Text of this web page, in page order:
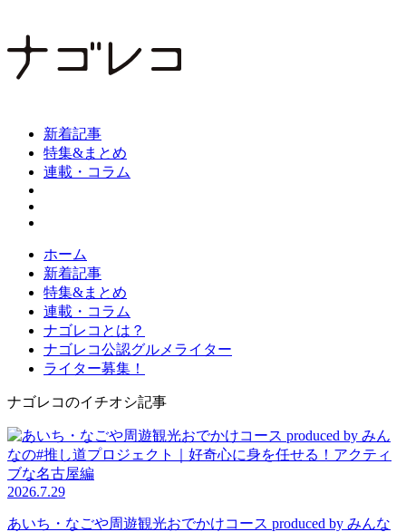
新着記事
特集&まとめ
連載・コラム
ホーム
新着記事
特集&まとめ
連載・コラム
ナゴレコとは？
ナゴレコ公認グルメライター
ライター募集！
ナゴレコのイチオシ記事
2026.7.29
あいち・なごや周遊観光おでかけコース produced by みんな